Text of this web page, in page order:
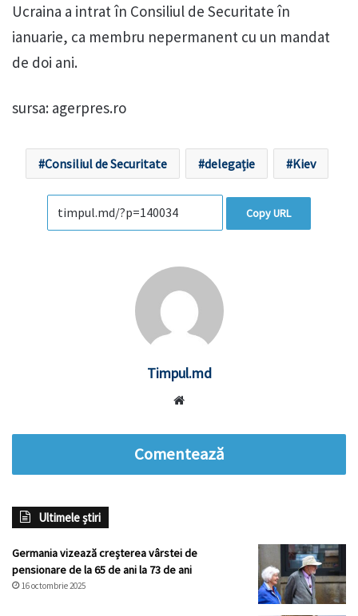
Ucraina a intrat în Consiliul de Securitate în
ianuarie, ca membru nepermanent cu un mandat
de doi ani.
sursa: agerpres.ro
Consiliul de Securitate delegație Kiev
Copy URL
Timpul.md
Comentează
Ultimele știri
Germania vizează creșterea vârstei de
pensionare de la 65 de ani la 73 de ani
16 octombrie 2025